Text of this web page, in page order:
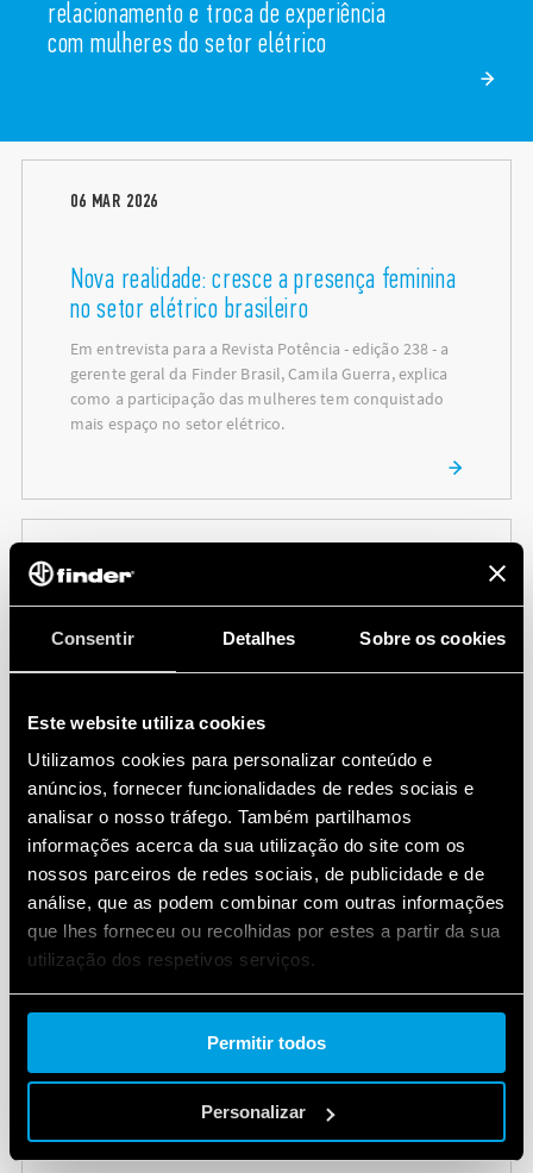
Consentir Detalhes Sobre os cookies
Este website utiliza cookies
Utilizamos cookies para personalizar conteúdo e
anúncios, fornecer funcionalidades de redes sociais e
analisar o nosso tráfego. Também partilhamos
informações acerca da sua utilização do site com os
nossos parceiros de redes sociais, de publicidade e de
análise, que as podem combinar com outras informações
que lhes forneceu ou recolhidas por estes a partir da sua
utilização dos respetivos serviços.
Cookie policy.
Permitir todos
Personalizar
relacionamento e troca de experiência
com mulheres do setor elétrico
06 MAR 2026
Nova realidade: cresce a presença feminina
no setor elétrico brasileiro
Em entrevista para a Revista Potência - edição 238 - a
gerente geral da Finder Brasil, Camila Guerra, explica
como a participação das mulheres tem conquistado
mais espaço no setor elétrico.
Tecnologia Verde e Finder OPTA: juntos na
nova categoria da WorldSkills Brasil
novidade na edição 2025: a categoria 62 - Tecnologia
Verde - que teve como principal desafio incorporar o
uso de novas soluções para energia renovável e ge...
DEC
75 anos Relé de Impulso Finder
75 anos de inovação e tecnologia: a Finder se orgulha